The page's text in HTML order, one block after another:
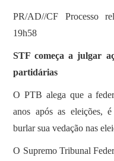
PR/AD//CF Processo
19h58
STF começa a julgar
partidárias
O PTB alega que a
anos após as eleições,
burlar sua vedação nas
O Supremo Tribunal